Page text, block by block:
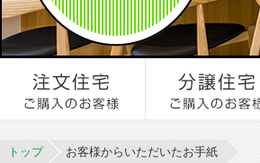
トップ お客様からいただいたお手紙